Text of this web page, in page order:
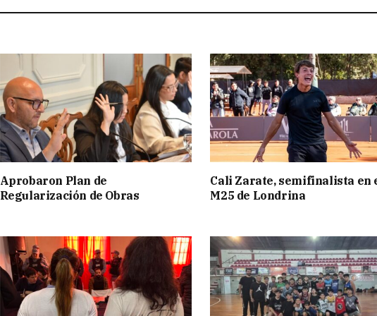
Aprobaron Plan de
Regularización de Obras
Cali Zarate, semifinalista en
M25 de Londrina